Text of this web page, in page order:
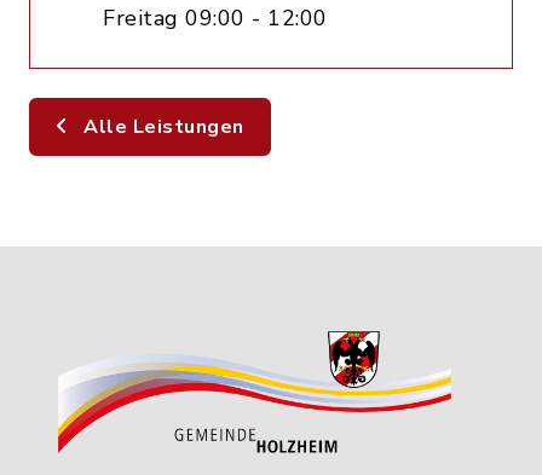
Freitag 09:00 - 12:00
Alle Leistungen